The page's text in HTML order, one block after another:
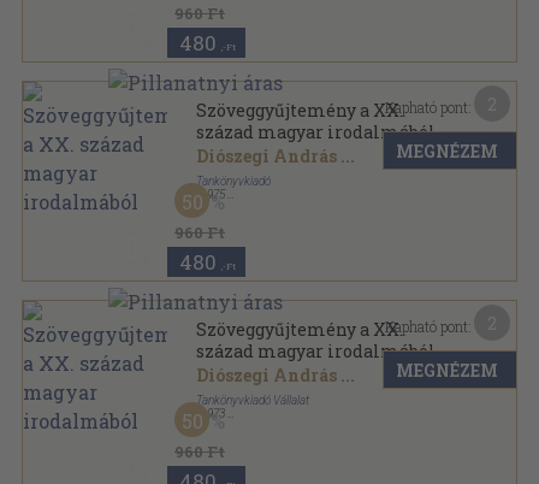
960 Ft
480 ,-Ft
Szöveggyűjtemény a XX.
század magyar irodalmából
Diószegi András ...
Tankönyvkiadó
, 1975
Ragasztott papírkötés
960 Ft
50
480 ,-Ft
Kapható pont:
MEGNÉZEM
Szöveggyűjtemény a XX.
század magyar irodalmából
Diószegi András ...
Tankönyvkiadó Vállalat
, 1973
Ragasztott papírkötés
960 Ft
50
Kapható pont:
MEGNÉZEM